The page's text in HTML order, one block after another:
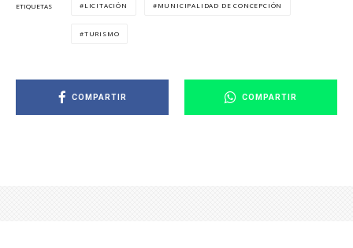
ETIQUETAS LICITACIÓN MUNICIPALIDAD DE CONCEPCIÓN
TURISMO
COMPARTIR COMPARTIR